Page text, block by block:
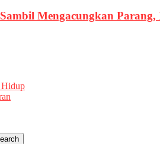
Mengacungkan
Hidup